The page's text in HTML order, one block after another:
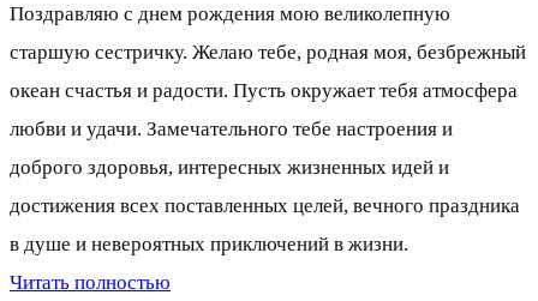
Поздравляю с днем рождения мою великолепную
старшую сестричку. Желаю тебе, родная моя, безбрежный
океан счастья и радости. Пусть окружает тебя атмосфера
любви и удачи. Замечательного тебе настроения и
доброго здоровья, интересных жизненных идей и
достижения всех поставленных целей, вечного праздника
в душе и невероятных приключений в жизни.
Читать полностью